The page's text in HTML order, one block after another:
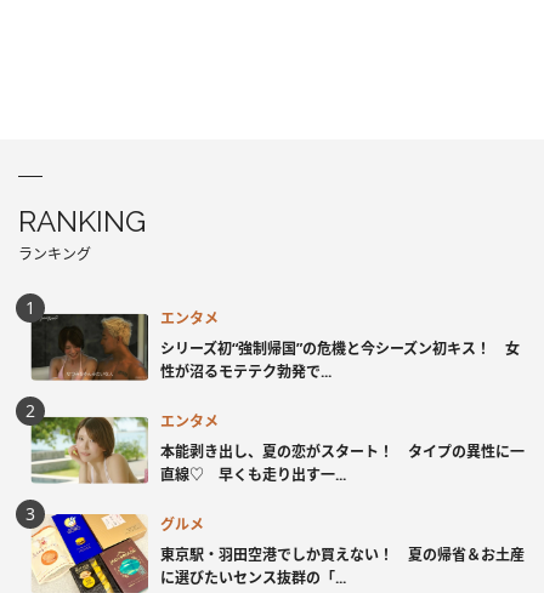
RANKING
ランキング
エンタメ
シリーズ初“強制帰国”の危機と今シーズン初キス！ 女
性が沼るモテテク勃発で...
エンタメ
本能剥き出し、夏の恋がスタート！ タイプの異性に一
直線♡ 早くも走り出す一...
グルメ
東京駅・羽田空港でしか買えない！ 夏の帰省＆お土産
に選びたいセンス抜群の「...